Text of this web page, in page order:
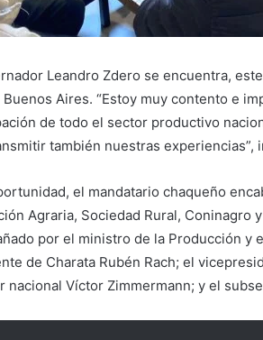
Leandro Zdero se encuentra,
Buenos Aires. “Estoy muy contento e
de todo el sector productivo
también nuestras experiencias”,
el mandatario chaqueño
Agraria, Sociedad Rural, Coninagro
por el ministro de la Producción y
de Charata Rubén Rach; el
nacional Víctor Zimmermann; y el